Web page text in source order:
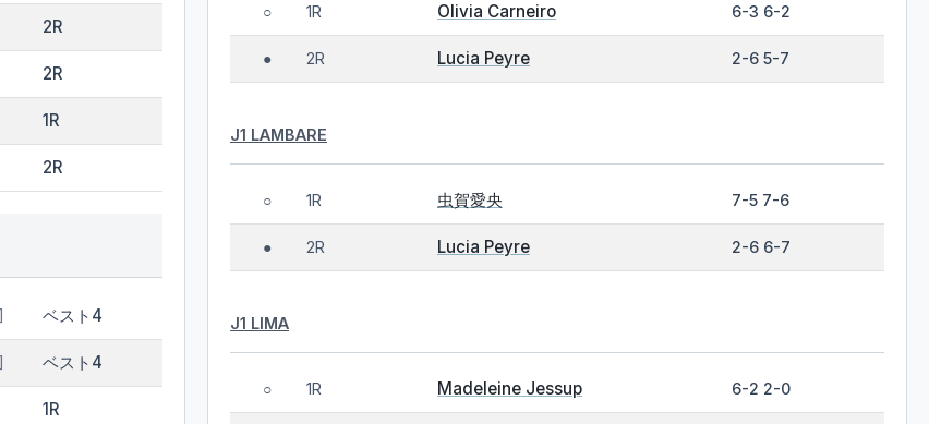
2R
2R
1R
2R
ベスト4
ベスト4
1R
○ 1R Olivia Carneiro 6-3 6-2
● 2R Lucia Peyre 2-6 5-7
J1 LAMBARE
○ 1R 虫賀愛央 7-5 7-6
● 2R Lucia Peyre 2-6 6-7
J1 LIMA
○ 1R Madeleine Jessup 6-2 2-0